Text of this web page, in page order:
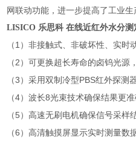
网联动功能，进一步提高了工业生
LISICO 乐思科 在线近红外水分测
（ 1 ）非接触式、非破坏性、实时
（2 ）可更换超长寿命的卤钨光源
（3 ）采用双制冷型PBS红外探测
（4）波长8光束技术确保结果更准
（5 ）高速无刷电机确保信号采样
（6 ）高清触摸屏显示实时测量数